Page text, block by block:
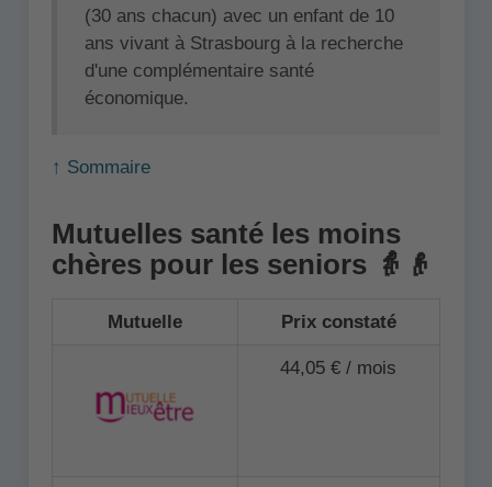
(30 ans chacun) avec un enfant de 10
ans vivant à Strasbourg à la recherche
d'une complémentaire santé
économique.
↑ Sommaire
Mutuelles santé les moins
chères pour les seniors 👵👴
Mutuelle Prix constaté
44,05 € / mois